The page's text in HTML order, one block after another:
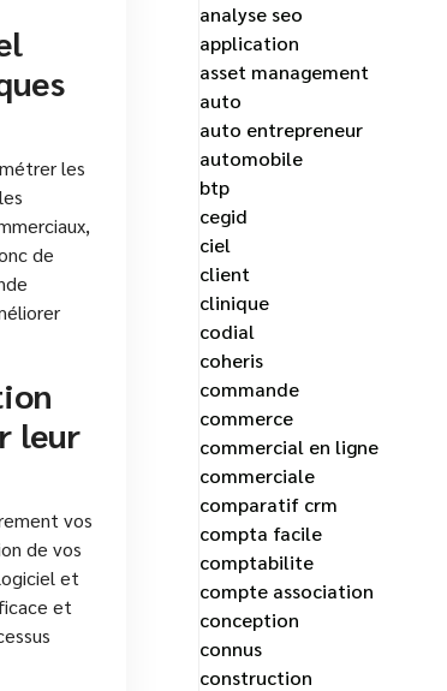
les
de
leur
vos
de vos
et
et
analyse seo
application
asset management
auto
auto entrepreneur
automobile
btp
cegid
ciel
client
clinique
codial
coheris
commande
commerce
commercial en ligne
commerciale
comparatif crm
compta facile
comptabilite
compte association
conception
connus
construction